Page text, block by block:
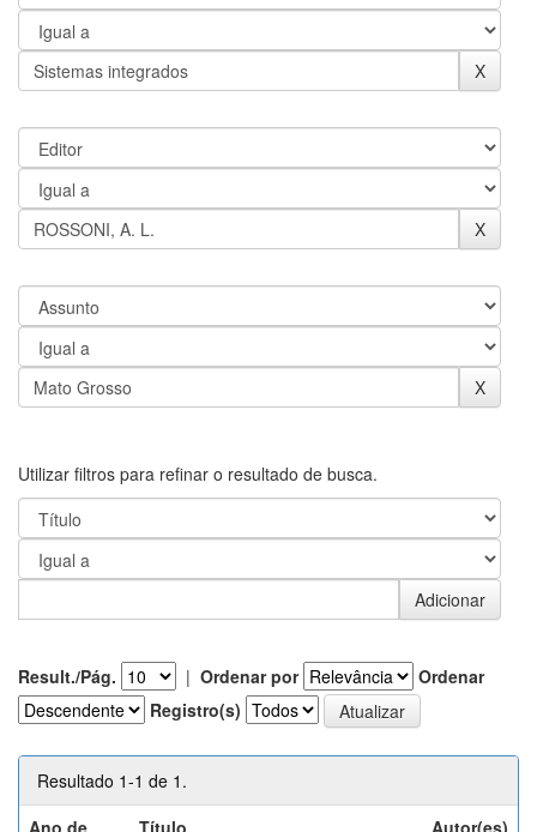
Utilizar filtros para refinar o resultado de busca.
Result./Pág. | Ordenar por
Ordenar
Registro(s)
Resultado 1-1 de 1.
Ano de
Título Autor(es)